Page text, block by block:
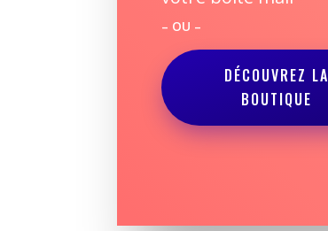
– OU –
DÉCOUVREZ LA
BOUTIQUE